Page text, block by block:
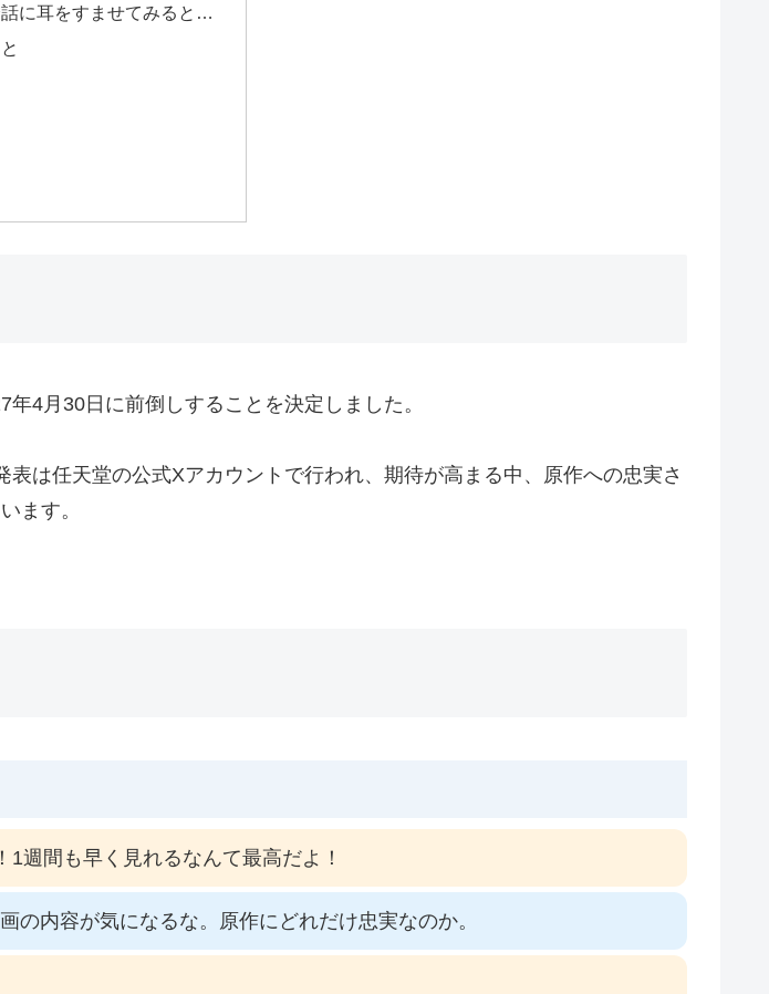
に耳をすませてみると…
4月30日に前倒しすることを決定しました。
は任天堂の公式Xアカウントで行われ、期待が高まる中、原作への忠実さ
ます。
週間も早く見れるなんて最高だよ！
内容が気になるな。原作にどれだけ忠実なのか。